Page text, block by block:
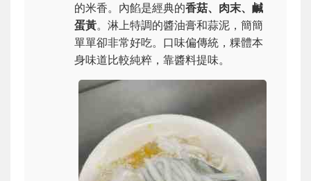
的米香。內餡是經典的香菇、肉末、鹹
蛋黃。淋上特調的醬油膏和蒜泥，簡簡
單單卻非常好吃。口味偏傳統，粿體本
身味道比較純粹，靠醬料提味。